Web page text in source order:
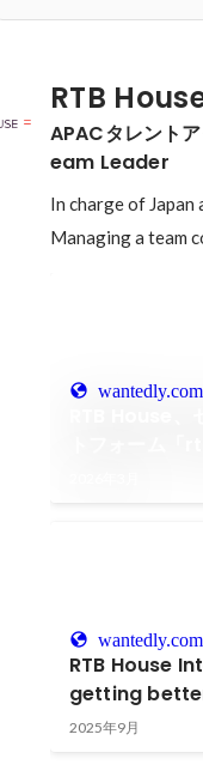
RTB
APACタレント
eam Leader
In charge of Japan
Managing a team
wantedly.com
wantedly.com
RTB House
getting
people want.
2025年9月